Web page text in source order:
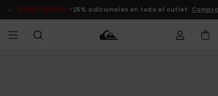
del
DOBLE PROMO -25% adicionales en todo el outlet Comprar